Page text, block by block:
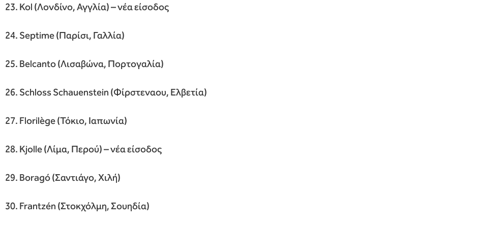
23. Kol (Λονδίνο, Αγγλία) – νέα είσοδος
24. Septime (Παρίσι, Γαλλία)
25. Belcanto (Λισαβώνα, Πορτογαλία)
26. Schloss Schauenstein (Φίρστεναου, Ελβετία)
27. Florilège (Τόκιο, Ιαπωνία)
28. Kjolle (Λίμα, Περού) – νέα είσοδος
29. Boragó (Σαντιάγο, Χιλή)
30. Frantzén (Στοκχόλμη, Σουηδία)